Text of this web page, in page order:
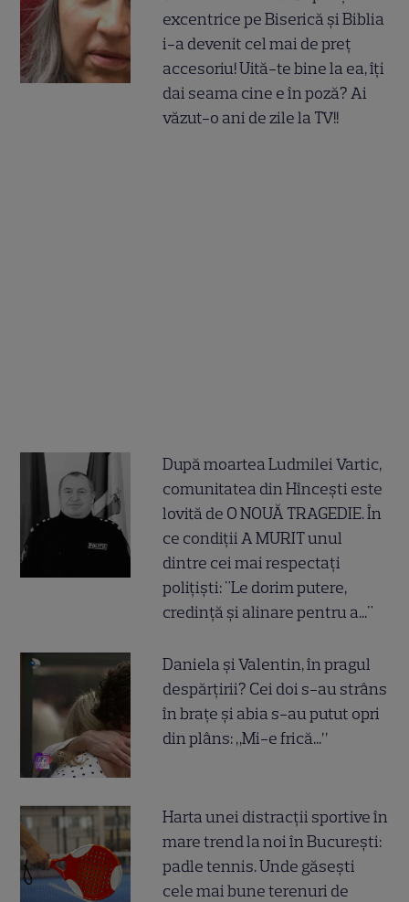
excentrice pe Biserică și Biblia
i-a devenit cel mai de preț
accesoriu! Uită-te bine la ea, îți
dai seama cine e în poză? Ai
văzut-o ani de zile la TV!!
După moartea Ludmilei Vartic,
comunitatea din Hîncești este
lovită de O NOUĂ TRAGEDIE. În
ce condiții A MURIT unul
dintre cei mai respectați
polițiști: "Le dorim putere,
credință și alinare pentru a..."
Daniela și Valentin, în pragul
despărțirii? Cei doi s-au strâns
în brațe și abia s-au putut opri
din plâns: „Mi-e frică...”
Harta unei distracții sportive în
mare trend la noi în București:
padle tennis. Unde găsești
cele mai bune terenuri de